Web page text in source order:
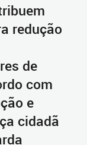
redução
de
com
e
cidadã